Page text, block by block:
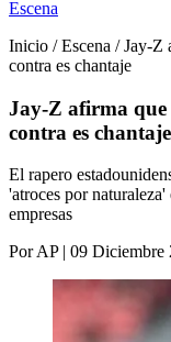
Escena
Inicio / Escena / Jay-Z
contra es chantaje
Jay-Z afirma que
contra es chantaje
El rapero
'atroces por
empresas
Por AP | 09 Diciembre